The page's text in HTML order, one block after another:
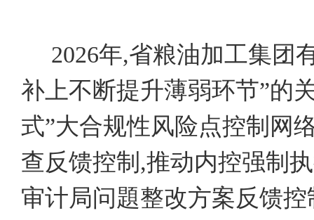
2026年,省粮油加工集团
补上不断提升薄弱环节”的
式”大合规性风险点控制网
查反馈控制,推动内控强制
审计局问題整改方案反馈